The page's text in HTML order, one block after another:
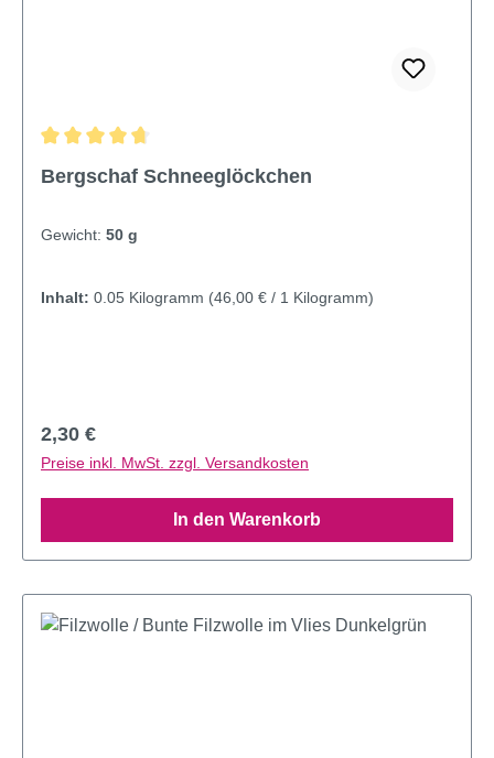
Bergschaf Schneeglöckchen
Gewicht: 50 g
Inhalt: 0.05 Kilogramm (46,00 € / 1 Kilogramm)
Regulärer Preis:
2,30 €
Preise inkl. MwSt. zzgl. Versandkosten
In den Warenkorb